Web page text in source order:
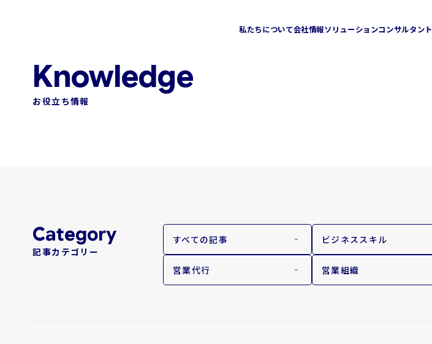
私たちについて会社情報
会社情報
ソリューション
ソリューション
おまかせABM 新規事業カテゴリー
コンサルタント
お役立ち情報
記事カテゴリー
すべての記事 ビジネススキル
営業代行 営業組織